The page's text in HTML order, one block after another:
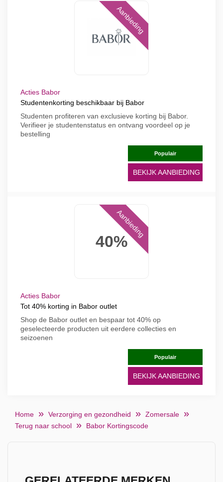
Aanbieding
Acties Babor
Studentenkorting beschikbaar bij Babor
Studenten profiteren van exclusieve korting bij Babor.
Verifieer je studentenstatus en ontvang voordeel op je
bestelling
Populair
BEKIJK AANBIEDING
40%
Aanbieding
Acties Babor
Tot 40% korting in Babor outlet
Shop de Babor outlet en bespaar tot 40% op
geselecteerde producten uit eerdere collecties en
seizoenen
Populair
BEKIJK AANBIEDING
Home Verzorging en gezondheid
Zomersale
Terug naar school
Babor Kortingscode